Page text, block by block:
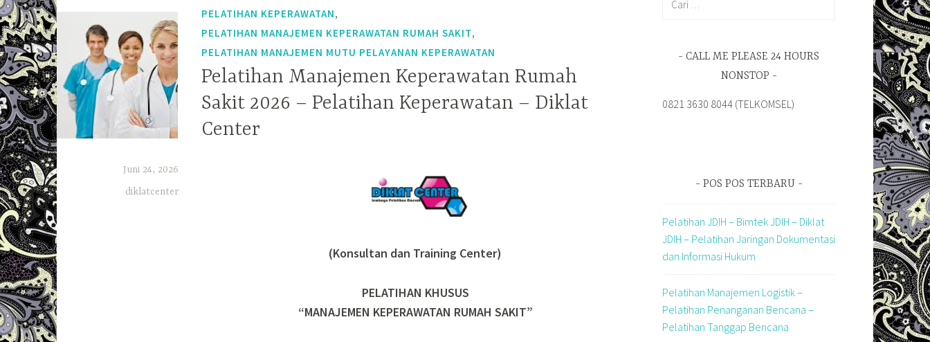
PELATIHAN KEPERAWATAN,
PELATIHAN MANAJEMEN KEPERAWATAN RUMAH SAKIT,
PELATIHAN MANAJEMEN MUTU PELAYANAN KEPERAWATAN
Pelatihan Manajemen Keperawatan Rumah
Sakit 2026 – Pelatihan Keperawatan – Diklat
Center
Juni 24, 2026
diklatcenter
(Konsultan dan Training Center)
PELATIHAN KHUSUS
“MANAJEMEN KEPERAWATAN RUMAH SAKIT”
CALL ME PLEASE 24 HOURS
NONSTOP
0821 3630 8044 (TELKOMSEL)
POS POS TERBARU
Pelatihan JDIH – Bimtek JDIH – Diklat
JDIH – Pelatihan Jaringan Dokumentasi
dan Informasi Hukum
Pelatihan Manajemen Logistik –
Pelatihan Penanganan Bencana –
Pelatihan Tanggap Bencana